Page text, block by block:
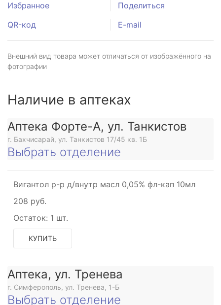
Избранное
Поделиться
QR-код
E-mail
Внешний вид товара может отличаться от изображённого на
фотографии
Наличие в аптеках
Аптека Форте-А, ул. Танкистов
г. Бахчисарай, ул. Танкистов 17/45 кв. 1Б
Выбрать отделение
Вигантол р-р д/внутр масл 0,05% фл-кап 10мл
208 руб.
Остаток: 1 шт.
КУПИТЬ
Аптека, ул. Тренева
г. Симферополь, ул. Тренева, 1-Б
Выбрать отделение